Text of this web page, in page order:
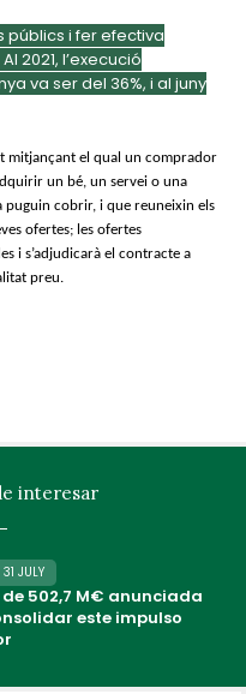
públics i fer efectiva
2021, l’execució
va ser del 36%, i al juny
mitjançant el qual un comprador
un bé, un servei o una
puguin cobrir, i que reuneixin els
ofertes; les ofertes
i s’adjudicarà el contracte a
preu.
interesar
31 JULY
502,7 M€ anunciada
este impulso